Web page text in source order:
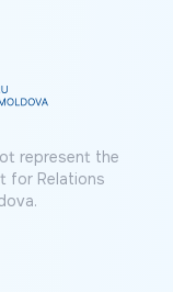
represent the
for Relations